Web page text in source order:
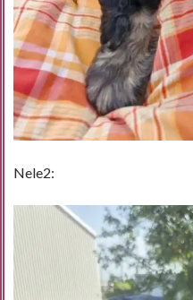
Nele2: